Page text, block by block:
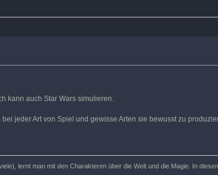
kann auch Star Wars simulieren.
jeder Art von Spiel und gewisse Arten sie bewusst zu
lernt man mit den Charakteren über die Welt und die Magie. In